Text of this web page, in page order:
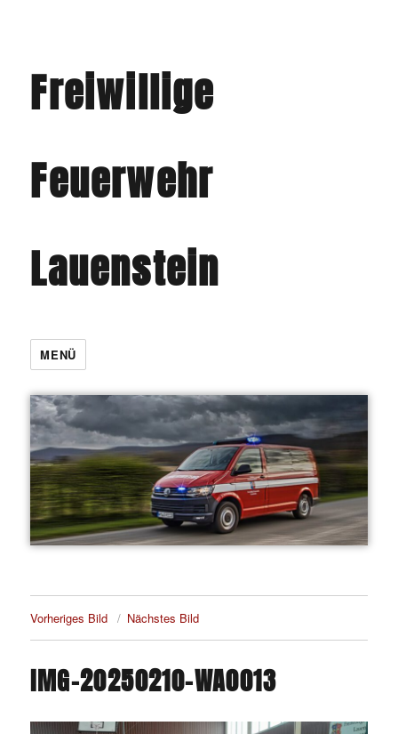
Freiwillige
Feuerwehr
Lauenstein
MENÜ
Vorheriges Bild Nächstes Bild
IMG-20250210-WA0013